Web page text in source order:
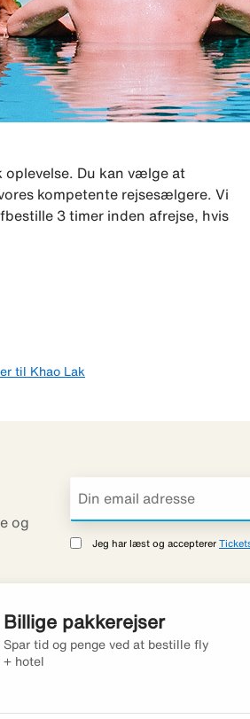
oplevelse. Du kan vælge at
kompetente rejsesælgere. Vi
3 timer inden afrejse, hvis
til Khao Lak
og
Jeg har læst og accepterer
Billige pakkerejser
Spar tid og penge ved at bestille fly
+ hotel